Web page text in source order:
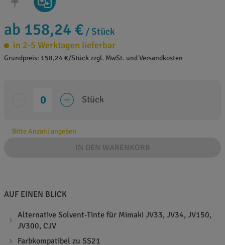
ab 158,24 € / Stück
in 2-5 Werktagen lieferbar
Grundpreis: 158,24 €/Stück zzgl. MwSt. und Versandkosten
Stück
Bitte Anzahl angeben
IN DEN WARENKORB
AUF EINEN BLICK
Alternative Solvent-Tinte für Mimaki JV33, JV34, JV150,
JV300, CJV
Farbkompatibel zu SS21